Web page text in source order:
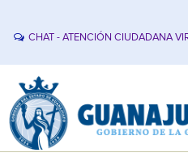
CHAT - ATENCIÓN CIUDADANA